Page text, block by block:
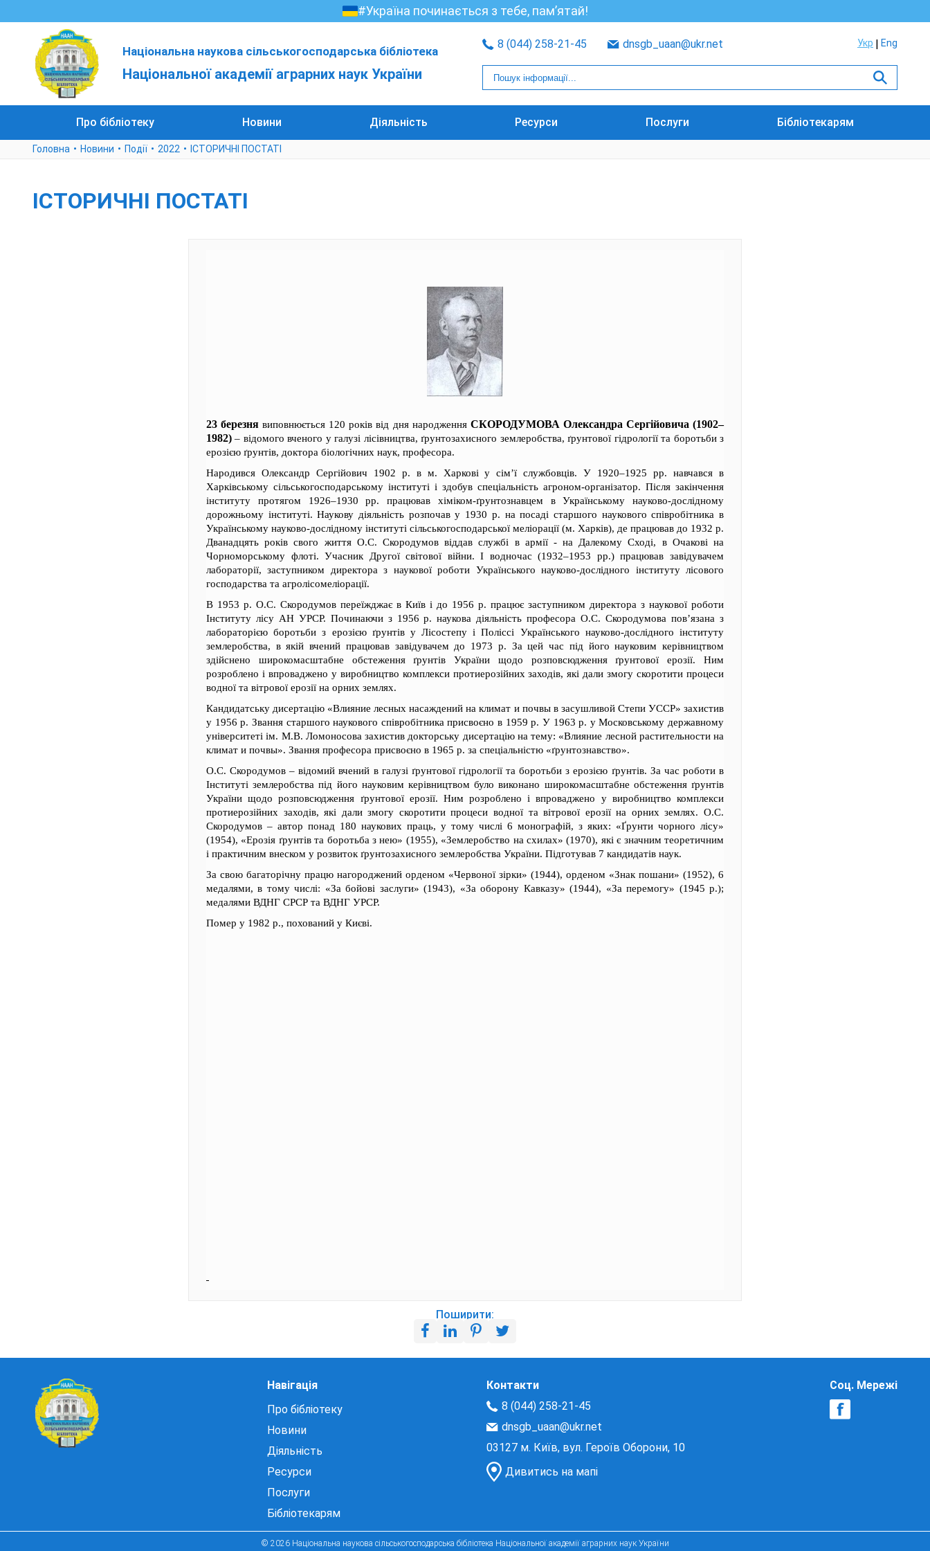
#Україна починається з тебе, пам’ятай!
Національна наукова сільськогосподарська бібліотека
Національної академії аграрних наук України
8 (044) 258-21-45 dnsgb_uaan@ukr.net Укр Eng
Про бібліотеку Новини Діяльність Ресурси Послуги Бібліотекарям
Головна Новини Події 2022 ІСТОРИЧНІ ПОСТАТІ
ІСТОРИЧНІ ПОСТАТІ
23 березня виповнюється 120 років від дня народження СКОРОДУМОВА Олександра Сергійовича (1902–
1982) – відомого вченого у галузі лісівництва, ґрунтозахисного землеробства, ґрунтової гідрології та боротьби з
ерозією ґрунтів, доктора біологічних наук, професора.
Народився Олександр Сергійович 1902 р. в м. Харкові у сім’ї службовців. У 1920–1925 рр. навчався в
Харківському сільськогосподарському інституті і здобув спеціальність агроном-організатор. Після закінчення
інституту протягом 1926–1930 рр. працював хіміком-ґрунтознавцем в Українському науково-дослідному
дорожньому інституті. Наукову діяльність розпочав у 1930 р. на посаді старшого наукового співробітника в
Українському науково-дослідному інституті сільськогосподарської меліорації (м. Харків), де працював до 1932 р.
Дванадцять років свого життя О.С. Скородумов віддав службі в армії - на Далекому Сході, в Очакові на
Чорноморському флоті. Учасник Другої світової війни. І водночас (1932–1953 рр.) працював завідувачем
лабораторії, заступником директора з наукової роботи Українського науково-дослідного інституту лісового
господарства та агролісомеліорації.
В 1953 р. О.С. Скородумов переїжджає в Київ і до 1956 р. працює заступником директора з наукової роботи
Інституту лісу АН УРСР. Починаючи з 1956 р. наукова діяльність професора О.С. Скородумова пов’язана з
лабораторією боротьби з ерозією ґрунтів у Лісостепу і Поліссі Українського науково-дослідного інституту
землеробства, в якій вчений працював завідувачем до 1973 р. За цей час під його науковим керівництвом
здійснено широкомасштабне обстеження ґрунтів України щодо розповсюдження ґрунтової ерозії. Ним
розроблено і впроваджено у виробництво комплекси протиерозійних заходів, які дали змогу скоротити процеси
водної та вітрової ерозії на орних землях.
Кандидатську дисертацію «Влияние лесных насаждений на климат и почвы в засушливой Степи УССР» захистив
у 1956 р. Звання старшого наукового співробітника присвоєно в 1959 р. У 1963 р. у Московському державному
університеті ім. М.В. Ломоносова захистив докторську дисертацію на тему: «Влияние лесной растительности на
климат и почвы». Звання професора присвоєно в 1965 р. за спеціальністю «ґрунтознавство».
О.С. Скородумов – відомий вчений в галузі ґрунтової гідрології та боротьби з ерозією ґрунтів. За час роботи в
Інституті землеробства під його науковим керівництвом було виконано широкомасштабне обстеження ґрунтів
України щодо розповсюдження ґрунтової ерозії. Ним розроблено і впроваджено у виробництво комплекси
протиерозійних заходів, які дали змогу скоротити процеси водної та вітрової ерозії на орних землях. О.С.
Скородумов – автор понад 180 наукових праць, у тому числі 6 монографій, з яких: «Ґрунти чорного лісу»
(1954), «Ерозія ґрунтів та боротьба з нею» (1955), «Землеробство на схилах» (1970), які є значним теоретичним
і практичним внеском у розвиток ґрунтозахисного землеробства України. Підготував 7 кандидатів наук.
За свою багаторічну працю нагороджений орденом «Червоної зірки» (1944), орденом «Знак пошани» (1952), 6
медалями, в тому числі: «За бойові заслуги» (1943), «За оборону Кавказу» (1944), «За перемогу» (1945 р.);
медалями ВДНГ СРСР та ВДНГ УРСР.
Помер у 1982 р., похований у Києві.
Поширити:
Навігація
Про бібліотеку
Новини
Діяльність
Ресурси
Послуги
Бібліотекарям
Контакти
8 (044) 258-21-45
dnsgb_uaan@ukr.net
03127 м. Київ, вул. Героїв Оборони, 10
Дивитись на мапі
Соц. Мережі
© 2026 Національна наукова сільськогосподарська бібліотека Національної академії аграрних наук України